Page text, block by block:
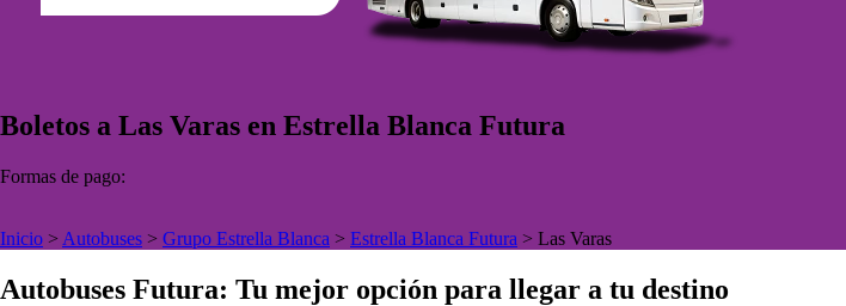
Boletos a Las Varas en Estrella Blanca Futura
Formas de pago:
Inicio > Autobuses > Grupo Estrella Blanca > Estrella Blanca Futura > Las Varas
Autobuses Futura: Tu mejor opción para llegar a tu destino